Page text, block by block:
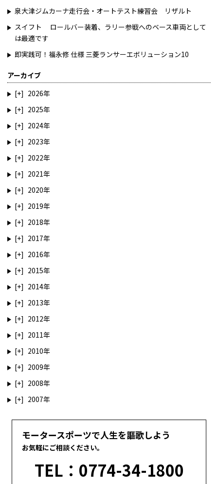
泉大津ジムカーナ走行会・オートテスト練習会 リザルト
スイフト ロールバー装着、ラリー参戦へのベース車両として
は最適です
即実践可！福永修 仕様 三菱ランサーエボリューション10
アーカイブ
2026
2025
2024
2023
2022
2021
2020
2019
2018
2017
2016
2015
2014
2013
2012
2011
2010
2009
2008
2007
モータースポーツで人生を謳歌しよう
お気軽にご相談ください。
TEL：0774-34-1800